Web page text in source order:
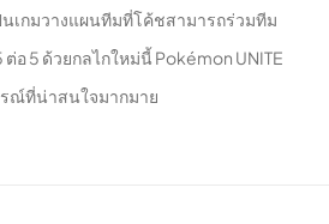
นเกมวางแผนทีมที่โค้ชสามารถร่วมทีม
อ 5 ด้วยกลไกใหม่นี้ Pokémon UNITE
ณ์ที่น่าสนใจมากมาย